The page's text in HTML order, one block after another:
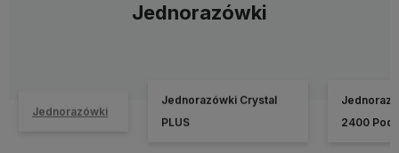
Jednorazówki
Jednorazówki
Jednorazówki Crystal
PLUS
2400 Pod